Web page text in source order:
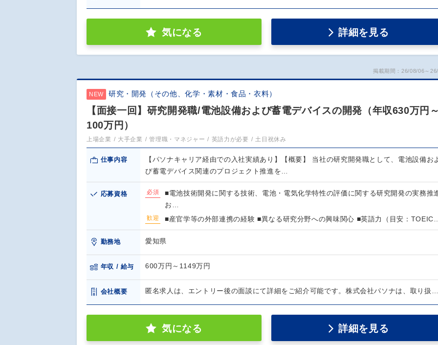
気になる 詳細を見る
掲載期間：26/08/06～
NEW 研究・開発（その他、化学・素材・食品・衣料）
【面接一回】研究開発職/電池設備および蓄電デバイスの開発（年収630万円
100万円）
上場企業 大手企業 管理職・マネジャー 英語力が必要 土日祝休み
仕事内容
【パソナキャリア経由での入社実績あり】【概要】 当社の研究開発職として、電池設備お
び蓄電デバイス関連のプロジェクト推進を…
応募資格 必須
■電池技術開発に関する技術、電池・電気化学特性の評価に関する研究開発の実務推
お…
歓迎 ■産官学等の外部連携の経験 ■異なる研究分野への興味関心 ■英語力（目安：TOEIC…
勤務地 愛知県
年収 / 給与 600万円～1149万円
会社概要 匿名求人は、エントリー後の面談にて詳細をご紹介可能です。株式会社パソナは、取り扱…
気になる 詳細を見る